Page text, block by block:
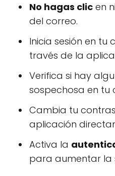
No hagas clic en
del correo.
Inicia sesión en
través de la
Verifica si hay
sospechosa en tu
Cambia tu
aplicación
Activa la
para aumentar la